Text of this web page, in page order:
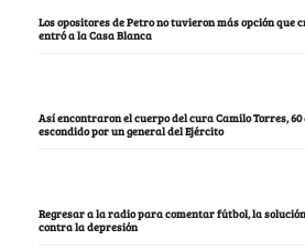
Los opositores de Petro no tuvieron más opción
entró a la Casa Blanca
Así encontraron el cuerpo del cura Camilo Torres,
escondido por un general del Ejército
Regresar a la radio para comentar fútbol, la
contra la depresión